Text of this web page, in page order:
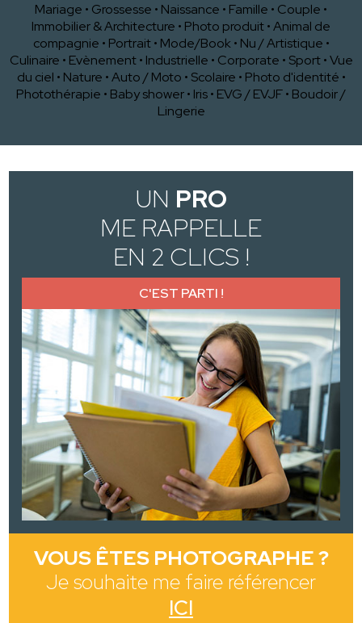
Mariage • Grossesse • Naissance • Famille • Couple •
Immobilier & Architecture • Photo produit•Animal de
compagnie • Portrait • Mode/Book • Nu / Artistique •
Culinaire • Evènement • Industrielle • Corporate • Sport •Vue
du ciel • Nature •Auto / Moto • Scolaire • Photo d'identité •
Photothérapie • Baby shower• Iris• EVG / EVJF• Boudoir /
Lingerie
UN PRO
ME RAPPELLE
EN 2 CLICS !
C'EST PARTI !
VOUS ÊTES PHOTOGRAPHE ?
Je souhaite me faire référencer
ICI